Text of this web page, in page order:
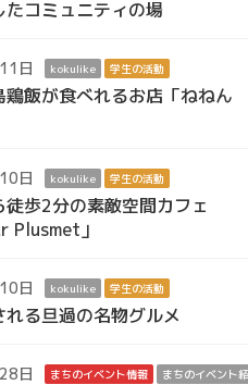
たコミュニティの場
日 kokulike 学生の活動
鶏飯が食べれるお店「ねねん
日 kokulike 学生の活動
徒歩2分の素敵空間カフェ
Plusmet」
日 kokulike 学生の活動
れる旦過の名物グルメ
日 まちのイベント情報
まちのイベント紹